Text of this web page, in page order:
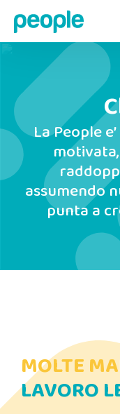
La People
assumendo
punta a
MOLTE
LAVORO